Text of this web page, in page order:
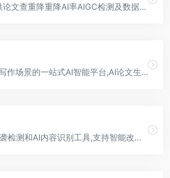
写作狗,智能论文助手提供论文查重降重降AI率AIGC检测及数据可视化一站式服务
UU科研助手,专注于学术写作场景的一站式AI智能平台,AI论文生成,查重,智能降重,排版,开题报告,论文综述
PaperRed,提供免费的抄袭检测和AI内容识别工具,支持智能改写,帮助学生和写作者快速检查文本原创性